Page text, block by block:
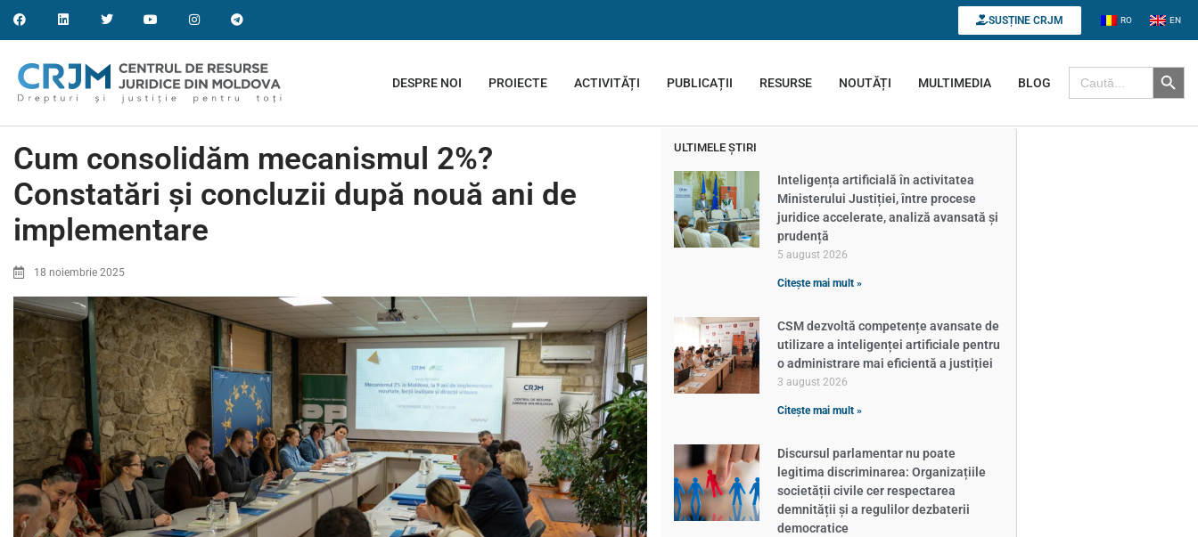
SUSȚINE CRJM RO EN
DESPRE NOI PROIECTE ACTIVITĂȚI PUBLICAȚII RESURSE NOUTĂȚI MULTIMEDIA BLOG
Search for: Search
Cum consolidăm mecanismul 2%?
Constatări și concluzii după nouă ani de
implementare
18 noiembrie 2025
ULTIMELE ȘTIRI
Inteligența artificială în activitatea
Ministerului Justiției, între procese
juridice accelerate, analiză avansată și
prudență
5 august 2026
Citește mai mult »
CSM dezvoltă competențe avansate de
utilizare a inteligenței artificiale pentru
o administrare mai eficientă a justiției
3 august 2026
Citește mai mult »
Discursul parlamentar nu poate
legitima discriminarea: Organizațiile
societății civile cer respectarea
demnității și a regulilor dezbaterii
democratice